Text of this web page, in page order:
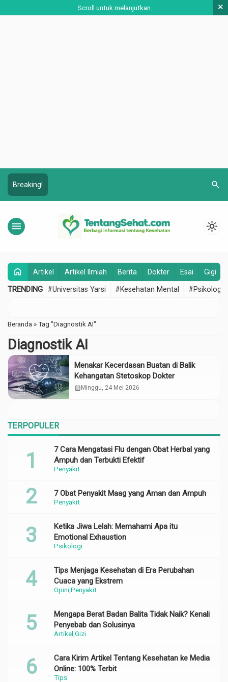
Scroll untuk melanjutkan ×
Breaking! search
menu light_mode
home Artikel Artikel Ilmiah Berita Dokter Esai Gigi
TRENDING #Universitas Yarsi #Kesehatan Mental #Psikologi
Beranda »Tag "Diagnostik AI"
Diagnostik AI
Menakar Kecerdasan Buatan di Balik
Kehangatan Stetoskop Dokter
calendar_month Minggu, 24 Mei 2026
TERPOPULER
Penyakit
7 Cara Mengatasi Flu dengan Obat Herbal yang
Ampuh dan Terbukti Efektif
Penyakit
7 Obat Penyakit Maag yang Aman dan Ampuh
Psikologi
Ketika Jiwa Lelah: Memahami Apa itu
Emotional Exhaustion
OpiniPenyakit
Tips Menjaga Kesehatan di Era Perubahan
Cuaca yang Ekstrem
Artikel Gizi
Mengapa Berat Badan Balita Tidak Naik? Kenali
Penyebab dan Solusinya
Tips
Cara Kirim Artikel Tentang Kesehatan ke Media
Online: 100% Terbit